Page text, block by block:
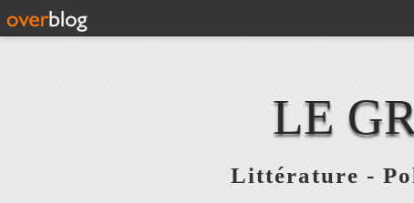
LE
Littérature -